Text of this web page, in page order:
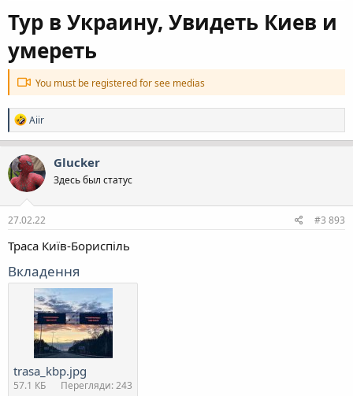
Тур в Украину, Увидеть Киев и
умереть
You must be registered for see medias
Р
е
а
к
ц
і
ї
:
Aiir
Glucker
Здесь был статус
27.02.22 #3 893
Траса Київ-Бориспіль
Вкладення
trasa_kbp.jpg
57.1 КБ Перегляди: 243